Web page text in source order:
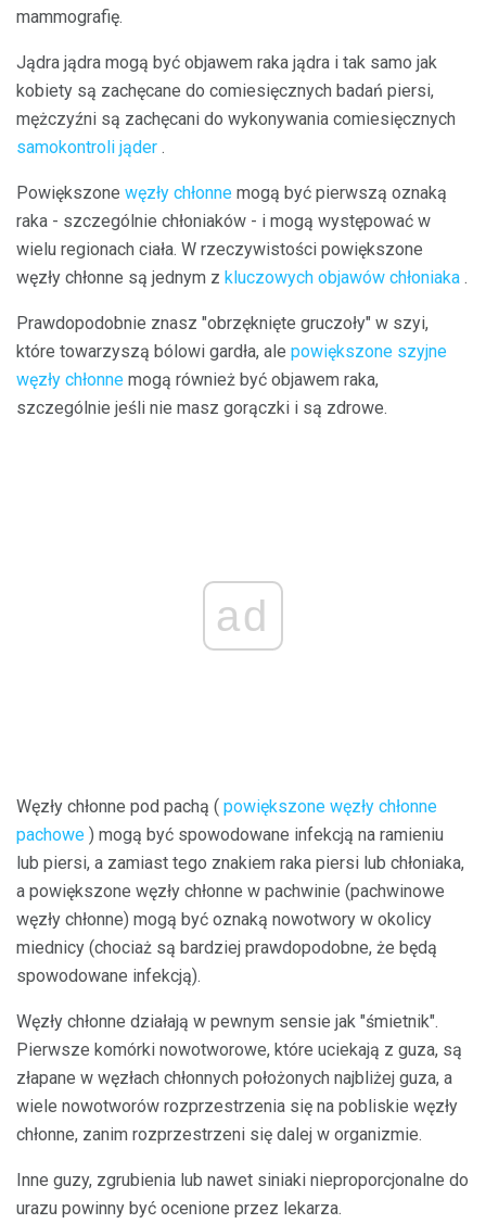
mammografię.
Jądra jądra mogą być objawem raka jądra i tak samo jak
kobiety są zachęcane do comiesięcznych badań piersi,
mężczyźni są zachęcani do wykonywania comiesięcznych
samokontroli jąder .
Powiększone węzły chłonne mogą być pierwszą oznaką
raka - szczególnie chłoniaków - i mogą występować w
wielu regionach ciała. W rzeczywistości powiększone
węzły chłonne są jednym z kluczowych objawów chłoniaka .
Prawdopodobnie znasz "obrzęknięte gruczoły" w szyi,
które towarzyszą bólowi gardła, ale powiększone szyjne
węzły chłonne mogą również być objawem raka,
szczególnie jeśli nie masz gorączki i są zdrowe.
ad
Węzły chłonne pod pachą ( powiększone węzły chłonne
pachowe ) mogą być spowodowane infekcją na ramieniu
lub piersi, a zamiast tego znakiem raka piersi lub chłoniaka,
a powiększone węzły chłonne w pachwinie (pachwinowe
węzły chłonne) mogą być oznaką nowotwory w okolicy
miednicy (chociaż są bardziej prawdopodobne, że będą
spowodowane infekcją).
Węzły chłonne działają w pewnym sensie jak "śmietnik".
Pierwsze komórki nowotworowe, które uciekają z guza, są
złapane w węzłach chłonnych położonych najbliżej guza, a
wiele nowotworów rozprzestrzenia się na pobliskie węzły
chłonne, zanim rozprzestrzeni się dalej w organizmie.
Inne guzy, zgrubienia lub nawet siniaki nieproporcjonalne do
urazu powinny być ocenione przez lekarza.